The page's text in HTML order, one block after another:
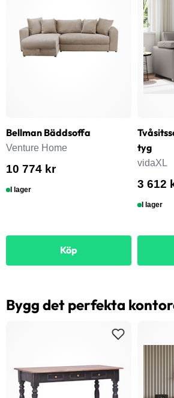
Bellman Bäddsoffa
Venture Home
10 774 kr
I lager
Köp
tyg
vidaXL
3 612
I lager
Bygg det perfekta